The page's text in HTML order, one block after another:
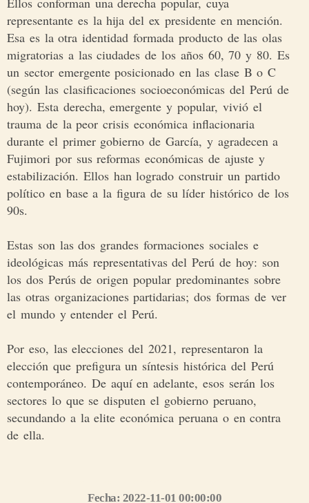
representante es la hija del ex presidente en mención.
Esa es la otra identidad formada producto de las olas
migratorias a las ciudades de los años 60, 70 y 80. Es
un sector emergente posicionado en las clase B o C
(según las clasificaciones socioeconómicas del Perú de
hoy). Esta derecha, emergente y popular, vivió el
trauma de la peor crisis económica inflacionaria
durante el primer gobierno de García, y agradecen a
Fujimori por sus reformas económicas de ajuste y
estabilización. Ellos han logrado construir un partido
político en base a la figura de su líder histórico de los
90s.
Estas son las dos grandes formaciones sociales e
ideológicas más representativas del Perú de hoy: son
los dos Perús de origen popular predominantes sobre
las otras organizaciones partidarias; dos formas de ver
el mundo y entender el Perú.
Por eso, las elecciones del 2021, representaron la
elección que prefigura un síntesis histórica del Perú
contemporáneo. De aquí en adelante, esos serán los
sectores lo que se disputen el gobierno peruano,
secundando a la elite económica peruana o en contra
de ella.
Fecha: 2022-11-01 00:00:00